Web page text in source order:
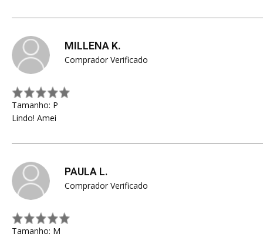
MILLENA K.
Comprador Verificado
Tamanho: P
Lindo! Amei
PAULA L.
Comprador Verificado
Tamanho: M